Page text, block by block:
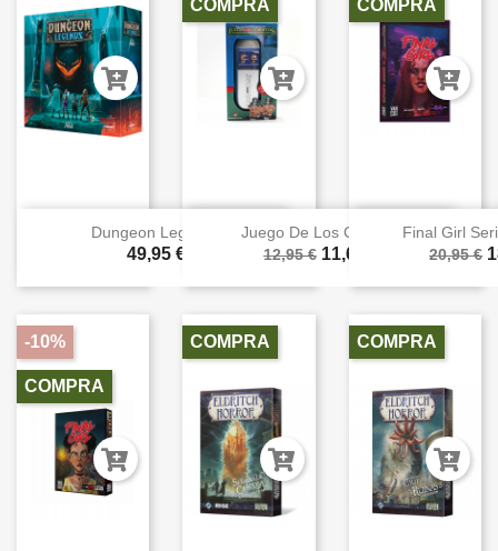
Dungeon Legends
49,95 €
Juego De Los Cerditos
12,95 € 11,66 €
COMPRA
Final Girl
20,95 €
COMPRA
-10%
COMPRA
COMPRA COMPRA